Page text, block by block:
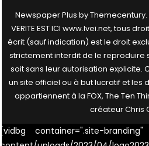
Newspaper Plus byThemecentury
VERITE EST ICI www.lvei.net, tous
écrit (sauf indication) est le droit
strictement interdit de le reproduire
soit sans leur autorisation explicite.
un site officiel ou à but lucratif et les
appartiennent à la FOX, The Ten
créateur Chris
[vidbg container=".site-